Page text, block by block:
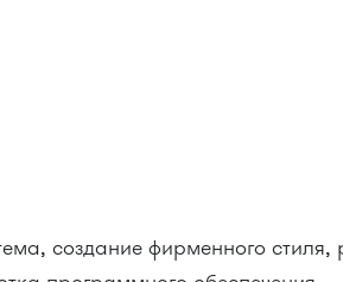
создание фирменного стиля,